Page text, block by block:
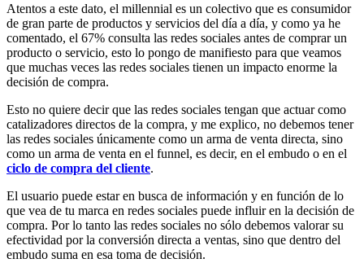
Atentos a este dato, el millennial es un colectivo que es consumidor
de gran parte de productos y servicios del día a día, y como ya he
comentado, el 67% consulta las redes sociales antes de comprar un
producto o servicio, esto lo pongo de manifiesto para que veamos
que muchas veces las redes sociales tienen un impacto enorme la
decisión de compra.
Esto no quiere decir que las redes sociales tengan que actuar como
catalizadores directos de la compra, y me explico, no debemos tener
las redes sociales únicamente como un arma de venta directa, sino
como un arma de venta en el funnel, es decir, en el embudo o en el
ciclo de compra del cliente.
El usuario puede estar en busca de información y en función de lo
que vea de tu marca en redes sociales puede influir en la decisión de
compra. Por lo tanto las redes sociales no sólo debemos valorar su
efectividad por la conversión directa a ventas, sino que dentro del
embudo suma en esa toma de decisión.